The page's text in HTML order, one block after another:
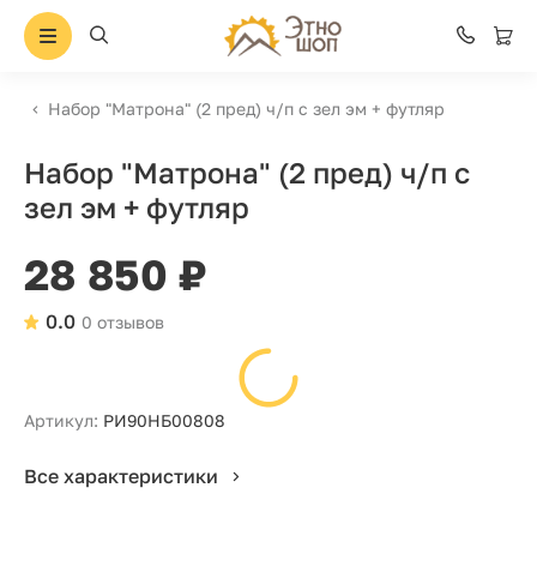
Набор "Матрона" (2 пред) ч/п с зел эм + футляр
Набор "Матрона" (2 пред) ч/п с
зел эм + футляр
28 850 ₽
0 отзывов
0.0
Артикул: РИ90НБ00808
Все характеристики